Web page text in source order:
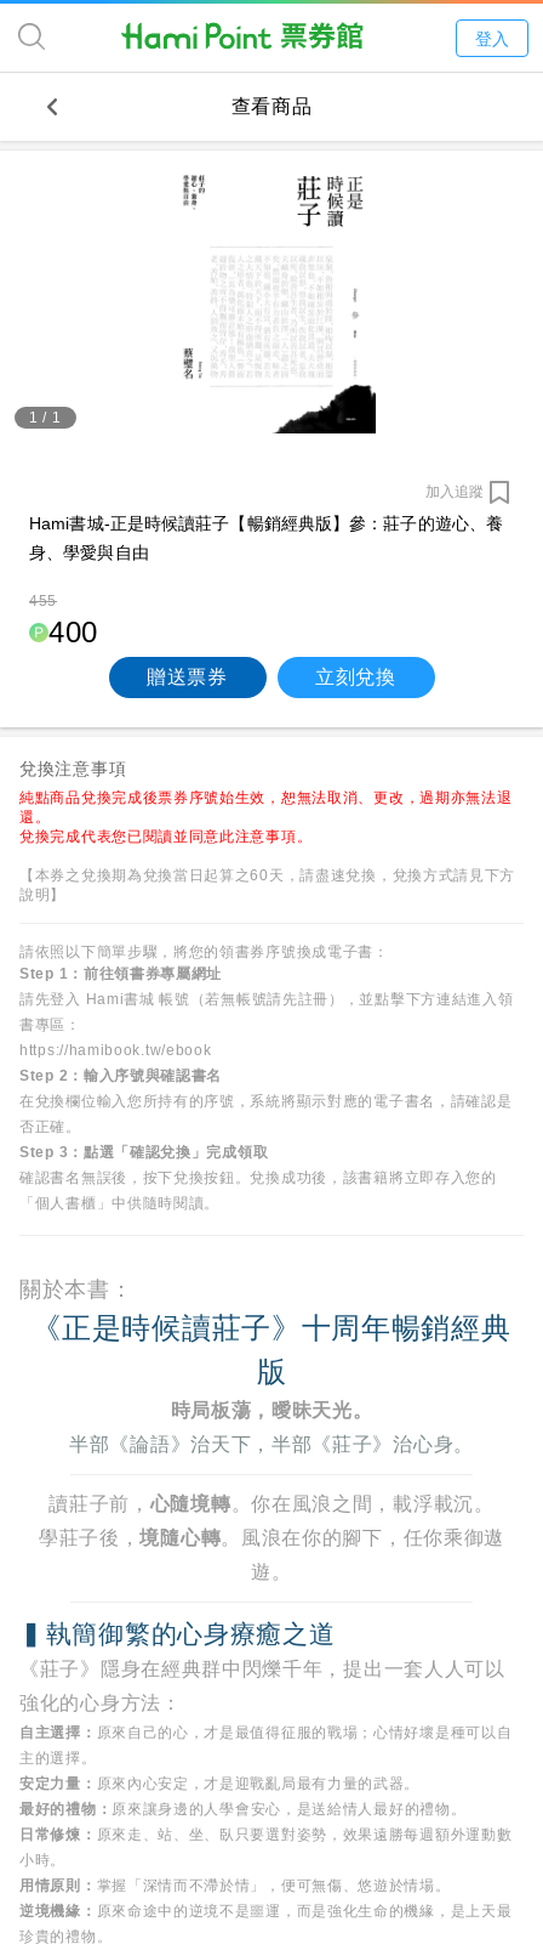
登入
查看商品
1 / 1
加入追蹤
Hami書城-正是時候讀莊子【暢銷經典版】參：莊子的遊心、養
身、學愛與自由
455
400
贈送票券 立刻兌換
兌換注意事項
純點商品兌換完成後票券序號始生效，恕無法取消、更改，過期亦無法退
還。
兌換完成代表您已閱讀並同意此注意事項。
【本券之兌換期為兌換當日起算之60天，請盡速兌換，兌換方式請見下方
說明】
請依照以下簡單步驟，將您的領書券序號換成電子書：
Step 1：前往領書券專屬網址
請先登入 Hami書城 帳號（若無帳號請先註冊），並點擊下方連結進入領
書專區：
https://hamibook.tw/ebook
Step 2：輸入序號與確認書名
在兌換欄位輸入您所持有的序號，系統將顯示對應的電子書名，請確認是
否正確。
Step 3：點選「確認兌換」完成領取
確認書名無誤後，按下兌換按鈕。兌換成功後，該書籍將立即存入您的
「個人書櫃」中供隨時閱讀。
關於本書：
《正是時候讀莊子》十周年暢銷經典
版
時局板蕩，曖昧天光。
半部《論語》治天下，半部《莊子》治心身。
讀莊子前， 心隨境轉。你在風浪之間，載浮載沉。
學莊子後，境隨心轉。風浪在你的腳下，任你乘御遨
遊。
▍執簡御繁的心身療癒之道
《莊子》隱身在經典群中閃爍千年，提出一套人人可以
強化的心身方法：
自主選擇： 原來自己的心，才是最值得征服的戰場；心情好壞是種可以自
主的選擇。
安定力量： 原來內心安定，才是迎戰亂局最有力量的武器。
最好的禮物： 原來讓身邊的人學會安心，是送給情人最好的禮物。
日常修煉： 原來走、站、坐、臥只要選對姿勢，效果遠勝每週額外運動數
小時。
用情原則： 掌握「深情而不滯於情」，便可無傷、悠遊於情場。
逆境機緣： 原來命途中的逆境不是噩運，而是強化生命的機緣，是上天最
珍貴的禮物。